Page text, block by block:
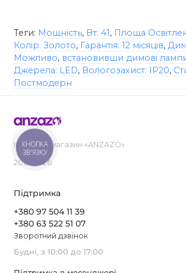
Теги: Мощність, Вт: 41, Площа
Колір: Золото, Гарантія: 12 місяців,
Можливо, встановивши димові
Джерела: LED, Вологозахист: IP20,
Постмодерн
Інтернет-магазин «ANZAZO»
2019-2026
Підтримка
+380 97 504 11 39
+380 63 522 51 07
Зворотний дзвінок
Будні, з 10:00 до 17:00
КНОПКА
ЗВ'ЯЗКУ